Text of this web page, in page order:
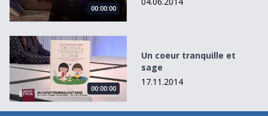
00:00:00
Un coeur tranquille et sage
00:00:00
Un coeur tranquille et
sage
17.11.2014